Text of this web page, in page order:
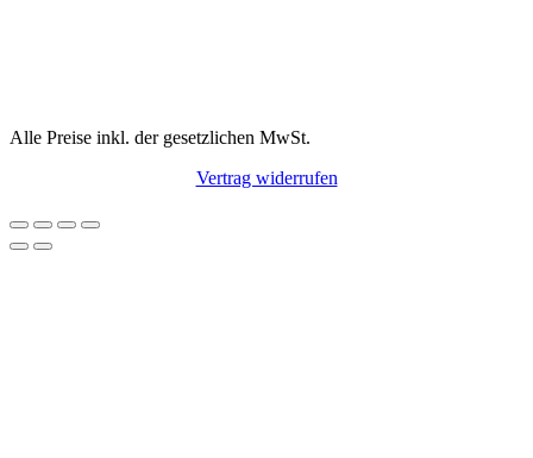
Alle Preise inkl. der gesetzlichen MwSt.
Vertrag widerrufen